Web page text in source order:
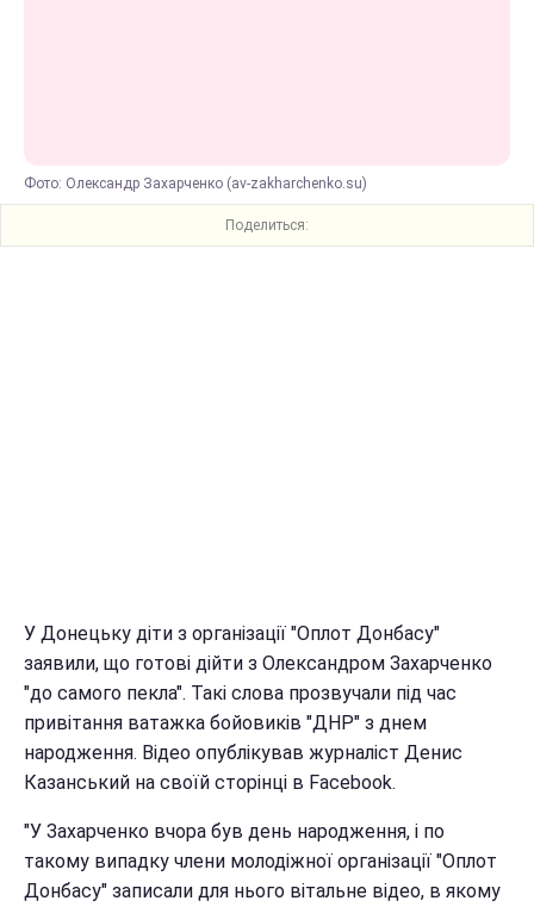
Фото: Олександр Захарченко (av-zakharchenko.su)
Поделиться:
У Донецьку діти з організації "Оплот Донбасу"
заявили, що готові дійти з Олександром Захарченко
"до самого пекла". Такі слова прозвучали під час
привітання ватажка бойовиків "ДНР" з днем ​​
народження. Відео опублікував журналіст Денис
Казанський на своїй сторінці в Facebook.
"У Захарченко вчора був день народження, і по
такому випадку члени молодіжної організації "Оплот
Донбасу" записали для нього вітальне відео, в якому